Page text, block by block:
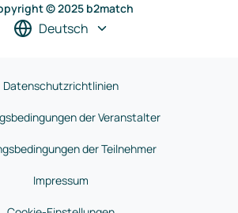
© 2025 b2match
Deutsch
Datenschutzrichtlinien
der Veranstalter
der Teilnehmer
Impressum